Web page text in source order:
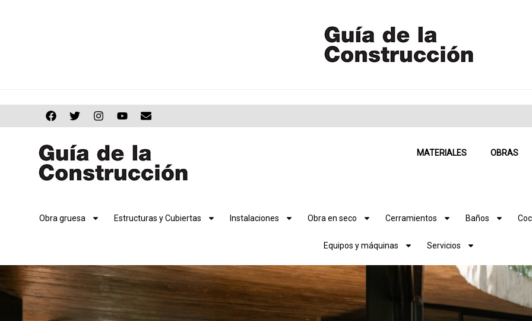
MATERIALES OBRAS
Obra gruesa Estructuras y Cubiertas Instalaciones Obra en seco Cerramientos Baños
Equipos y máquinas Servicios